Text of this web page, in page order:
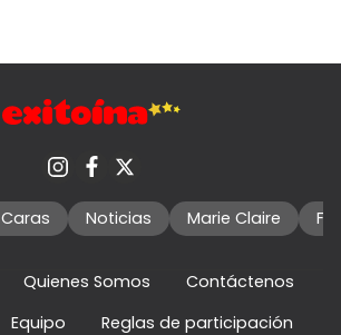
Caras Noticias Marie Claire
Quienes Somos
Contáctenos
Equipo
Reglas de participación